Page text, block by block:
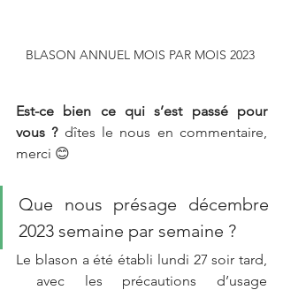
BLASON ANNUEL MOIS PAR MOIS 2023
Est-ce bien ce qui s’est passé pour
vous ? dîtes le nous en commentaire,
merci 😊
Que nous présage décembre
2023 semaine par semaine ?
Le blason a été établi lundi 27 soir tard,
avec les précautions d’usage